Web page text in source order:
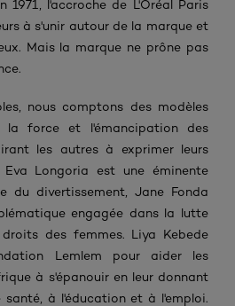
1971, l'accroche de L'Oréal Paris
à s'unir autour de la marque et
Mais la marque ne prône pas
nous comptons des modèles
la force et l'émancipation des
les autres à exprimer leurs
Eva Longoria est une éminente
du divertissement, Jane Fonda
engagée dans la lutte
des femmes. Liya Kebede
Lemlem pouraider les
à s'épanouir en leur donnant
santé, à l'éducation et à l'emploi.